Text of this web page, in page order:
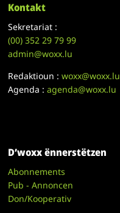
Kontakt
Sekretariat :
(00)352 29 79 99
admin@woxx.lu
Redaktioun :woxx@woxx.lu
Agenda :agenda@woxx.lu
D’woxx ënnerstëtzen
Abonnements
Pub - Annoncen
Don/Kooperativ